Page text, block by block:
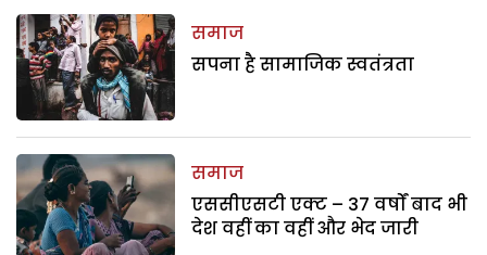
समाज
सपना है सामाजिक स्वतंत्रता
समाज
एससीएसटी एक्ट – 37 वर्षों बाद भी
देश वहीं का वहीं और भेद जारी